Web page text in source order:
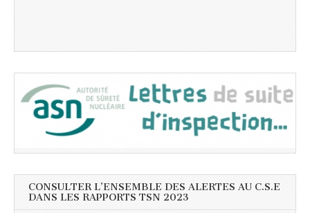
CONSULTER L’ENSEMBLE DES ALERTES AU C.S.E
DANS LES RAPPORTS TSN 2023